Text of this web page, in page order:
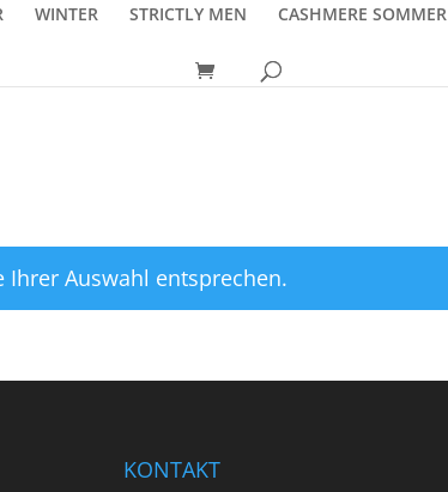
WINTER STRICTLY MEN CASHMERE SOMMER
Ihrer Auswahl entsprechen.
KONTAKT